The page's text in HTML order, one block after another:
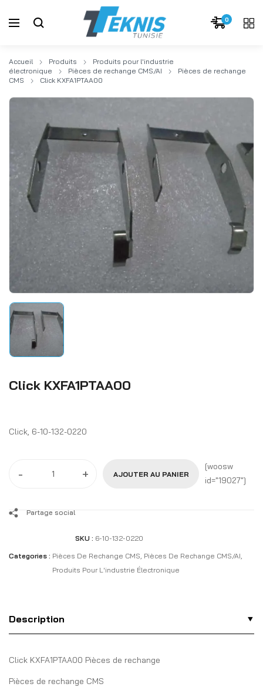
0
Accueil Produits
Produits pour l'industrie
électronique
Pièces de rechange CMS/AI
Pièces de rechange
CMS
Click KXFA1PTAA00
Click KXFA1PTAA00
Click, 6-10-132-0220
- + AJOUTER AU PANIER
[woosw
id="19027"]
Partage social
SKU : 6-10-132-0220
Categories : Pièces De Rechange CMS Pièces De Rechange CMS/AI
Produits Pour L'industrie Électronique
Description
Click KXFA1PTAA00 Pièces de rechange
Pièces de rechange CMS